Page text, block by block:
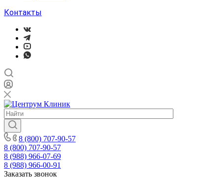
Контакты
8 (800) 707-90-57
8 (800) 707-90-57
8 (988) 966-07-69
8 (988) 966-00-91
Заказать звонок